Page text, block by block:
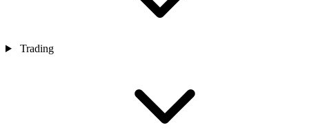
Trading